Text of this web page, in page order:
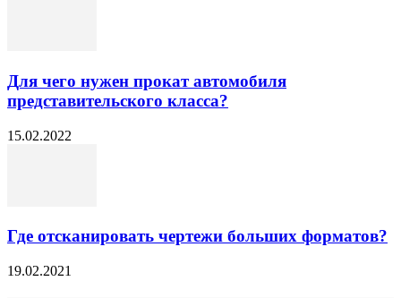
Для чего нужен прокат автомобиля
представительского класса?
15.02.2022
Где отсканировать чертежи больших форматов?
19.02.2021